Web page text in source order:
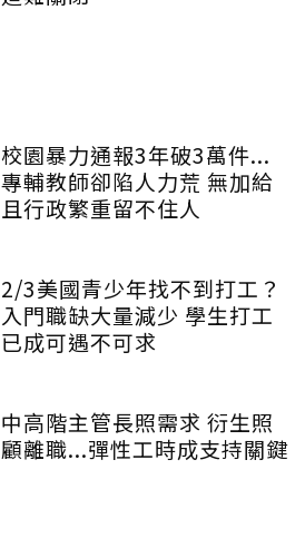
校園暴力通報3年破3萬件...
專輔教師卻陷人力荒 無加給
且行政繁重留不住人
2/3美國青少年找不到打工？
入門職缺大量減少 學生打工
已成可遇不可求
中高階主管長照需求 衍生照
顧離職...彈性工時成支持關鍵